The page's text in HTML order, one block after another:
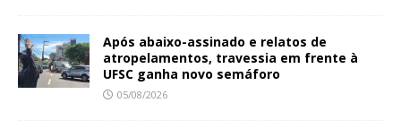
Após abaixo-assinado e relatos de
atropelamentos, travessia em frente à
UFSC ganha novo semáforo
05/08/2026